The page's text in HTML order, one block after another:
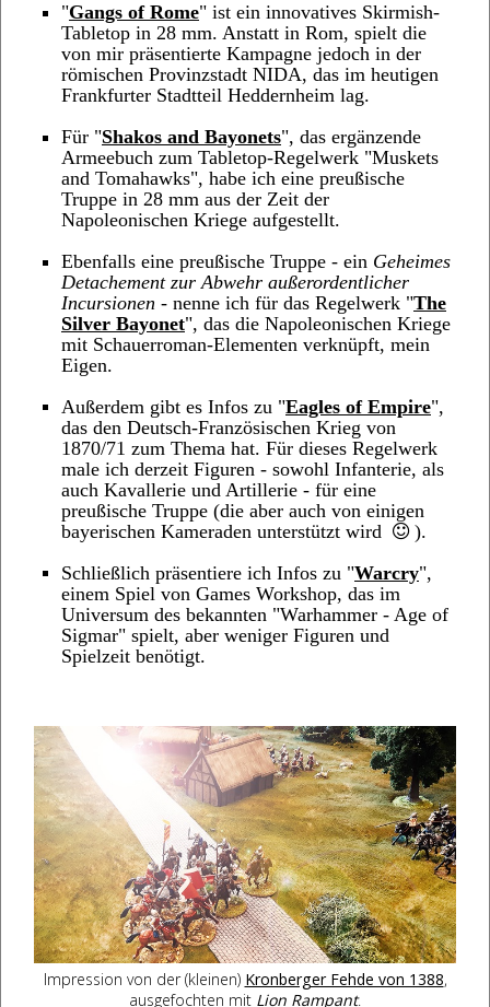
"Gangs of Rome" ist ein innovatives Skirmish-
Tabletop in 28 mm. Anstatt in Rom, spielt die
von mir präsentierte Kampagne jedoch in der
römischen Provinzstadt NIDA, das im heutigen
Frankfurter Stadtteil Heddernheim lag.
Für "Shakos and Bayonets", das ergänzende
Armeebuch zum Tabletop-Regelwerk "Muskets
and Tomahawks", habe ich eine preußische
Truppe in 28 mm aus der Zeit der
Napoleonischen Kriege aufgestellt.
Ebenfalls eine preußische Truppe - ein Geheimes
Detachement zur Abwehr außerordentlicher
Incursionen - nenne ich für das Regelwerk "The
Silver Bayonet", das die Napoleonischen Kriege
mit Schauerroman-Elementen verknüpft, mein
Eigen.
Außerdem gibt es Infos zu "Eagles of Empire",
das den Deutsch-Französischen Krieg von
1870/71 zum Thema hat. Für dieses Regelwerk
male ich derzeit Figuren - sowohl Infanterie, als
auch Kavallerie und Artillerie - für eine
preußische Truppe (die aber auch von einigen
bayerischen Kameraden unterstützt wird
).
Schließlich präsentiere ich Infos zu "Warcry",
einem Spiel von Games Workshop, das im
Universum des bekannten "Warhammer - Age of
Sigmar" spielt, aber weniger Figuren und
Spielzeit benötigt.
Impression von der (kleinen) Kronberger Fehde von 1388,
ausgefochten mit Lion Rampant.